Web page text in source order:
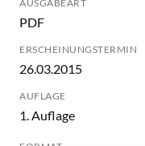
AUSGABEART
PDF
ERSCHEINUNGSTERMIN
26.03.2015
AUFLAGE
1. Auflage